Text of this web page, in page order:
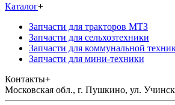
Каталог+
Запчасти для тракторов МТЗ
Запчасти для сельхозтехники
Запчасти для коммунальной
Запчасти для мини-техники
Контакты+
Московская обл., г. Пушкино, ул.